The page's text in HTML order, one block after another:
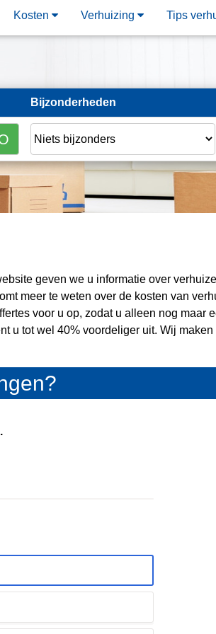
Kosten Verhuizing Tips
Bijzonderheden
geven we u informatie over
meer te weten over de kosten van
voor u op, zodat u alleen nog maar
u tot wel 40% voordeliger uit. Wij maken